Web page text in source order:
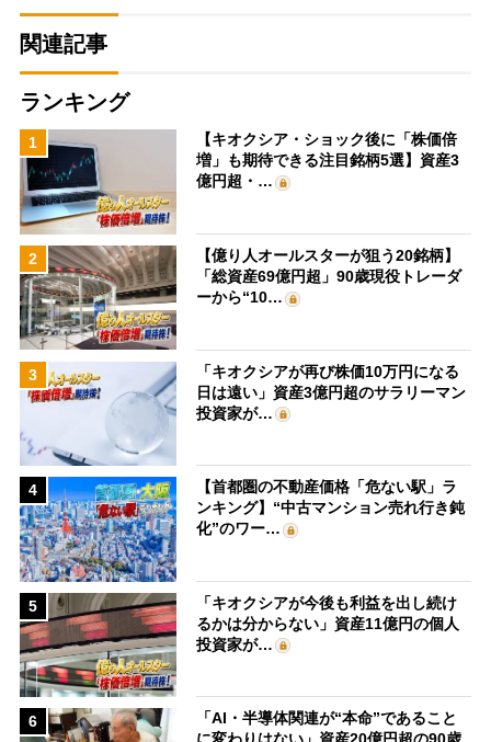
関連記事
ランキング
1
【キオクシア・ショック後に「株価倍
増」も期待できる注目銘柄5選】資産3
億円超・…
2
【億り人オールスターが狙う20銘柄】
「総資産69億円超」90歳現役トレーダ
ーから“10…
3
「キオクシアが再び株価10万円になる
日は遠い」資産3億円超のサラリーマン
投資家が…
4
【首都圏の不動産価格「危ない駅」ラ
ンキング】“中古マンション売れ行き鈍
化”のワー…
5
「キオクシアが今後も利益を出し続け
るかは分からない」資産11億円の個人
投資家が…
6
「AI・半導体関連が“本命”であること